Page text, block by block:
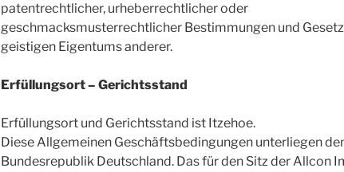
patentrechtlicher, urheberrechtlicher oder
geschmacksmusterrechtlicher Bestimmungen und
geistigen Eigentums anderer.
Erfüllungsort – Gerichtsstand
Erfüllungsort und Gerichtsstand ist Itzehoe.
Diese Allgemeinen Geschäftsbedingungen unterliegen
Bundesrepublik Deutschland. Das für den Sitz der Allcon